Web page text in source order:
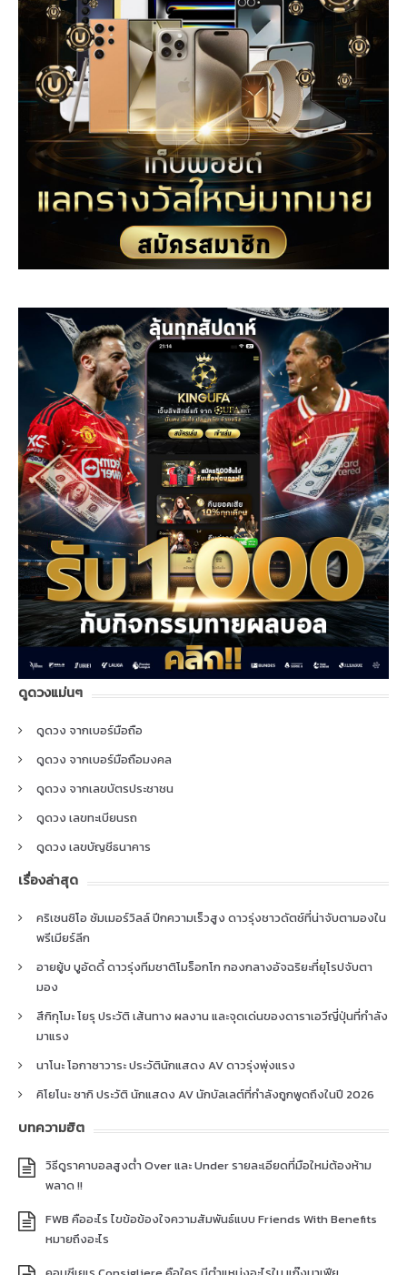
ดูดวงแม่นๆ
ดูดวง จากเบอร์มือถือ
ดูดวง จากเบอร์มือถือมงคล
ดูดวง จากเลขบัตรประชาชน
ดูดวง เลขทะเบียนรถ
ดูดวง เลขบัญชีธนาคาร
เรื่องล่าสุด
คริเซนซิโอ ซัมเมอร์วิลล์ ปีกความเร็วสูง ดาวรุ่งชาวดัตช์ที่น่าจับตามองใน
พรีเมียร์ลีก
อายยู้บ บูอัดดี้ ดาวรุ่งทีมชาติโมร็อกโก กองกลางอัจฉริยะที่ยุโรปจับตา
มอง
สึกิกุโมะ โยรุ ประวัติ เส้นทาง ผลงาน และจุดเด่นของดาราเอวีญี่ปุ่นที่กำลัง
มาแรง
นาโนะ โอกาซาวาระ ประวัตินักแสดง AV ดาวรุ่งพุ่งแรง
คิโยโนะ ซากิ ประวัติ นักแสดง AV นักบัลเลต์ที่กำลังถูกพูดถึงในปี 2026
บทความฮิต
วิธีดูราคาบอลสูงต่ำ Over และ Under รายละเอียดที่มือใหม่ต้องห้าม
พลาด !!
FWB คืออะไร ไขข้อข้องใจความสัมพันธ์แบบ Friends With Benefits
หมายถึงอะไร